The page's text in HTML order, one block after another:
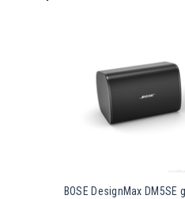
BOSE DesignMax